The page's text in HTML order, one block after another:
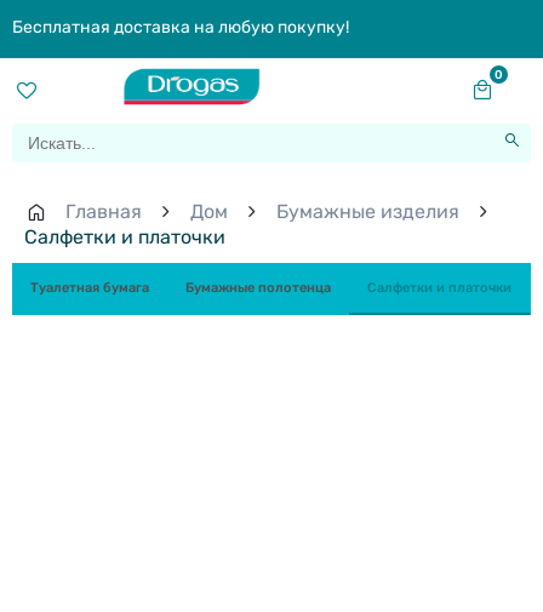
Бесплатная доставка на любую покупку!
0
Главная Дом
Бумажные изделия
Салфетки и платочки
Туалетная бумага Бумажные полотенца Салфетки и платочки